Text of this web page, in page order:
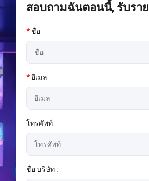
สอบถามฉันตอนนี้, รับรา
* ชื่อ
*อีเมล
โทรศัพท์
ชื่อ บริษัท :